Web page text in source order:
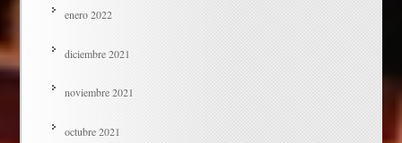
enero 2022
diciembre 2021
noviembre 2021
octubre 2021